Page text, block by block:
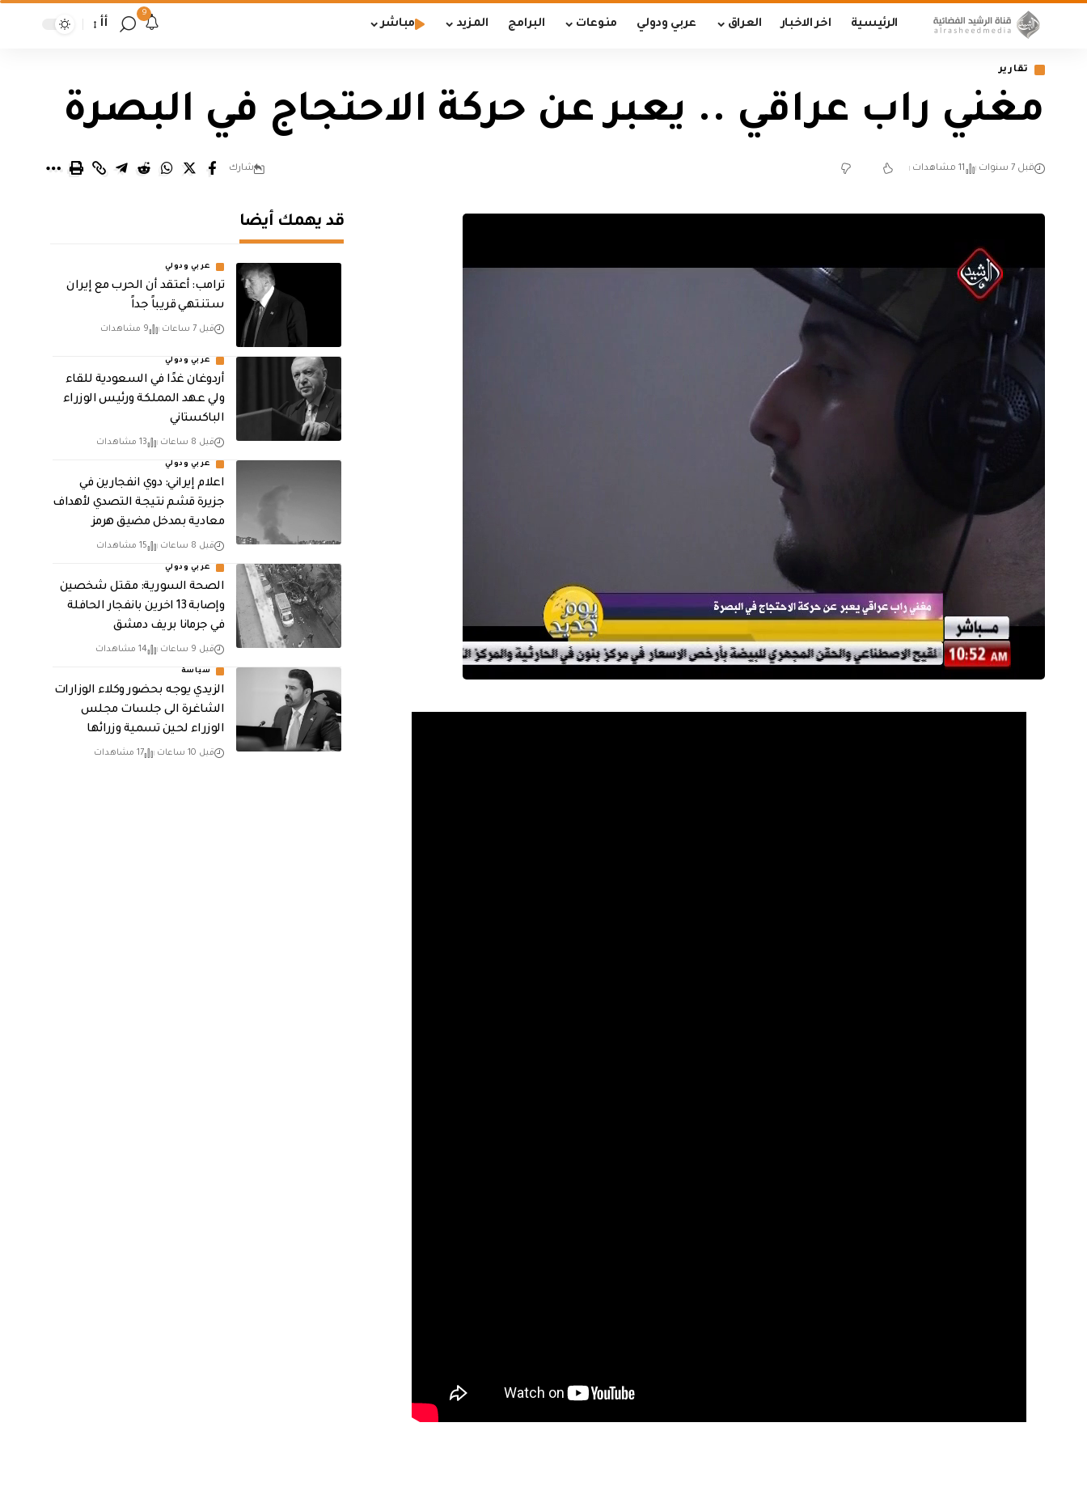
الرئيسية اخر الاخبار العراق عربي ودولي منوعات البرامج المزيد مباشر
9
أأ
تقارير
مغني راب عراقي .. يعبر عن حركة الاحتجاج في البصرة
قبل 7 سنوات 11 مشاهدات شارك
قد يهمك أيضا
عربي ودولي
‏ترامب: أعتقد أن الحرب مع إيران
ستنتهي قريباً جداً
قبل 7 ساعات 9 مشاهدات
عربي ودولي
أردوغان غدًا في السعودية للقاء
ولي عهد المملكة ورئيس الوزراء
الباكستاني
قبل 8 ساعات 13 مشاهدات
عربي ودولي
اعلام إيراني: دوي انفجارين في
جزيرة قشم نتيجة التصدي لأهداف
معادية بمدخل مضيق هرمز
قبل 8 ساعات 15 مشاهدات
عربي ودولي
الصحة السورية: مقتل شخصين
وإصابة 13 اخرين بانفجار الحافلة
في جرمانا بريف دمشق
قبل 9 ساعات 14 مشاهدات
سياسة
الزيدي يوجه بحضور وكلاء الوزارات
الشاغرة الى جلسات مجلس
الوزراء لحين تسمية وزرائها
قبل 10 ساعات 17 مشاهدات